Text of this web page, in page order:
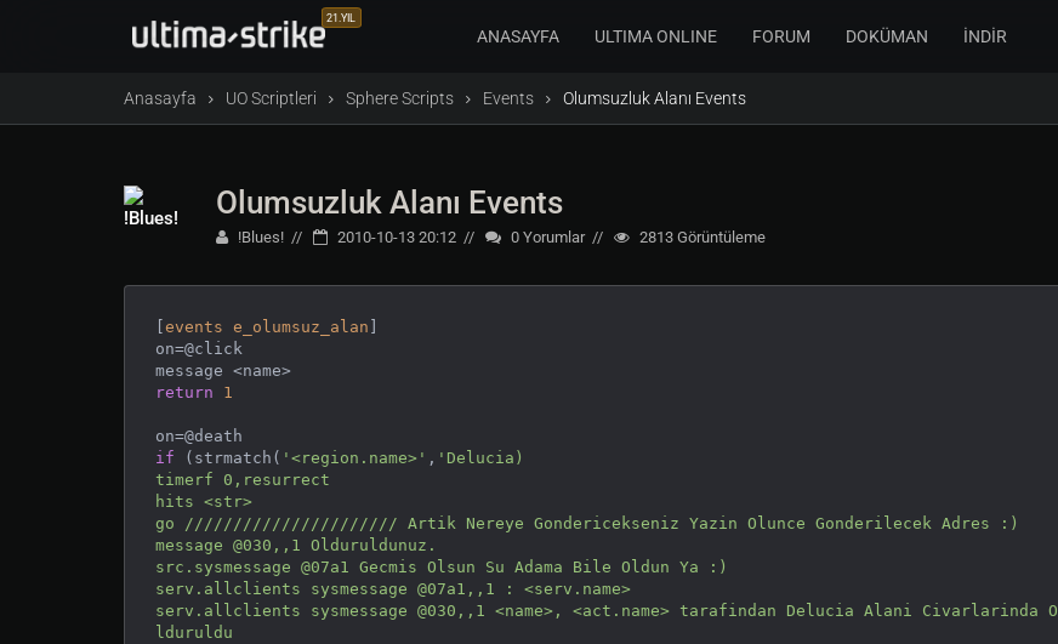
21.YIL
ANASAYFA ULTIMA ONLINE FORUM DOKÜMAN İNDİR
Anasayfa UO Scriptleri Sphere Scripts Events Olumsuzluk Alanı Events
Olumsuzluk Alanı Events
!Blues! 2010-10-13 20:12 0 Yorumlar 2813 Görüntüleme
events e_olumsuz_alan
on=@click
return
1
if (strmatch( '<region.name>' , 'Delucia)
timerf 0,resurrect
hits <str>
go ////////////////////// Artik Nereye Gondericekseniz Yazin Olunce Gonderilecek Adres :)
message @030,,1 Olduruldunuz.
src.sysmessage @07a1 Gecmis Olsun Su Adama Bile Oldun Ya :)
serv.allclients sysmessage @07a1,,1 : <serv.name>
serv.allclients sysmessage @030,,1 <name>, <act.name> tarafindan Delucia Alani Civarlarinda O
lduruldu